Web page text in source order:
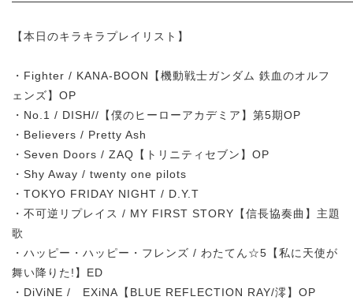
【本日のキラキラプレイリスト】
・Fighter / KANA-BOON【機動戦士ガンダム 鉄血のオルフ
ェンズ】OP
・No.1 / DISH//【僕のヒーローアカデミア】第5期OP
・Believers / Pretty Ash
・Seven Doors / ZAQ【トリニティセブン】OP
・Shy Away / twenty one pilots
・TOKYO FRIDAY NIGHT / D.Y.T
・不可逆リプレイス / MY FIRST STORY【信長協奏曲】主題
歌
・ハッピー・ハッピー・フレンズ / わたてん☆5【私に天使が
舞い降りた!】ED
・DiViNE / EXiNA【BLUE REFLECTION RAY/澪】OP